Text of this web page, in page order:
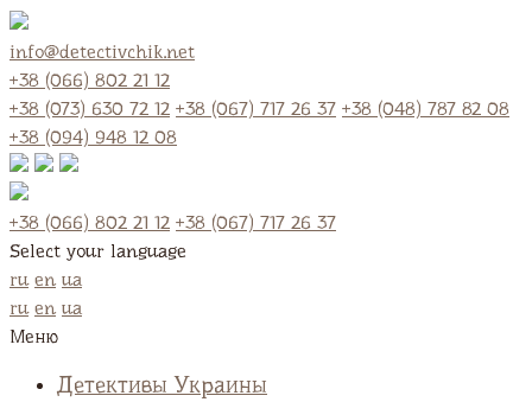
info@detectivchik.net
+38 (066) 802 21 12
+38 (073) 630 72 12 +38 (067) 717 26 37 +38 (048) 787 82 08
+38 (094) 948 12 08
+38 (066) 802 21 12 +38 (067) 717 26 37
Select your language
ru en ua
ru en ua
Меню
Детективы Украины